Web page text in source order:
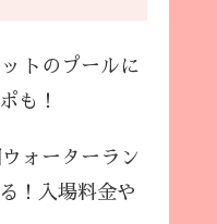
トのプールに
も！
ォーターラン
！入場料金や